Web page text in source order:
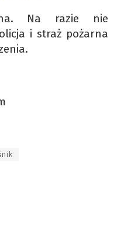
Na razie nie
i straż pożarna